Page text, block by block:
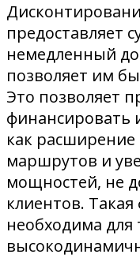
предоставляет
немедленный
позволяет им
Это позволяет
финансировать
как расширение
маршрутов и
мощностей, не
клиентов.
необходима для